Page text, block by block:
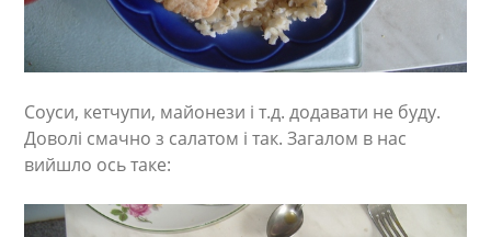
Соуси, кетчупи, майонези і т.д. додавати не буду.
Доволі смачно з салатом і так. Загалом в нас
вийшло ось таке: